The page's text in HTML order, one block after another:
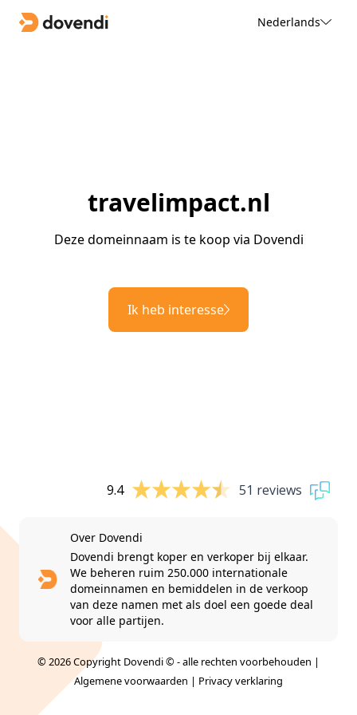
Nederlands
travelimpact.nl
Deze domeinnaam is te koop via Dovendi
Ik heb interesse
9.4 51 reviews
Over Dovendi
Dovendi brengt koper en verkoper bij elkaar.
We beheren ruim 250.000 internationale
domeinnamen en bemiddelen in de verkoop
van deze namen met als doel een goede deal
voor alle partijen.
© 2026 Copyright Dovendi © - alle rechten voorbehouden |
Algemene voorwaarden | Privacy verklaring